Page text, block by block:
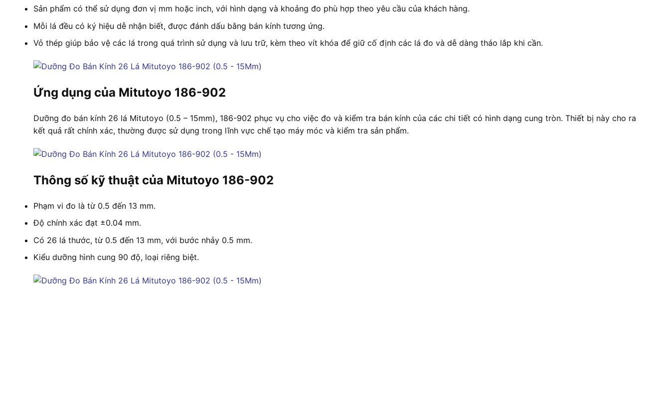
Sản phẩm có thể sử dụng đơn vị mm hoặc inch, với hình dạng và khoảng đo phù hợp theo yêu cầu của khách hàng.
Mỗi lá đều có ký hiệu dễ nhận biết, được đánh dấu bằng bán kính tương ứng.
Vỏ thép giúp bảo vệ các lá trong quá trình sử dụng và lưu trữ, kèm theo vít khóa để giữ cố định các lá đo và dễ dàng tháo lắp khi cần.
Ứng dụng của Mitutoyo 186-902
Dưỡng đo bán kính 26 lá Mitutoyo (0.5 – 15mm), 186-902 phục vụ cho việc đo và kiểm tra bán kính của các chi tiết có hình dạng cung tròn. Thiết bị này cho ra
kết quả rất chính xác, thường được sử dụng trong lĩnh vực chế tạo máy móc và kiểm tra sản phẩm.
Thông số kỹ thuật của Mitutoyo 186-902
Phạm vi đo là từ 0.5 đến 13 mm.
Độ chính xác đạt ±0.04 mm.
Có 26 lá thước, từ 0.5 đến 13 mm, với bước nhảy 0.5 mm.
Kiểu dưỡng hình cung 90 độ, loại riêng biệt.